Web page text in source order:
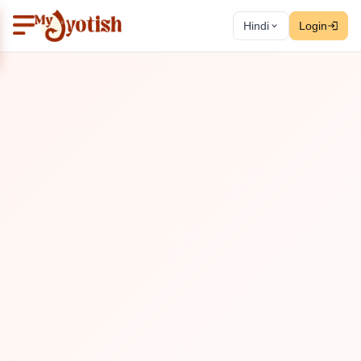
Hindi Login